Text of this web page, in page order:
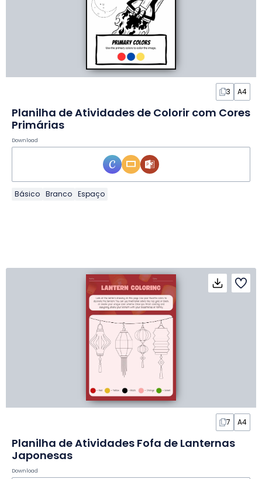
3 A4
Planilha de Atividades de Colorir com Cores
Primárias
Download
Básico Branco Espaço
7 A4
Planilha de Atividades Fofa de Lanternas
Japonesas
Download